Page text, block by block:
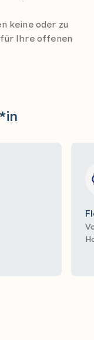
keine oder zu
Ihre offenen